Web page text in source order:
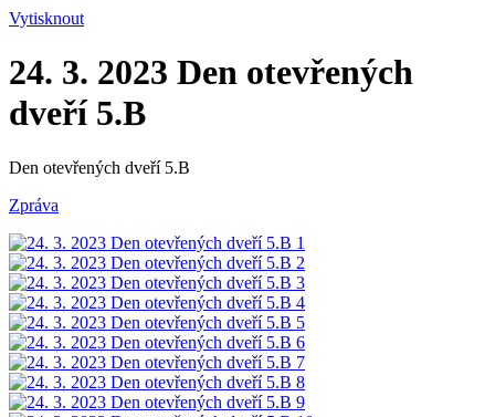
Vytisknout
24. 3. 2023 Den otevřených
dveří 5.B
Den otevřených dveří 5.B
Zpráva